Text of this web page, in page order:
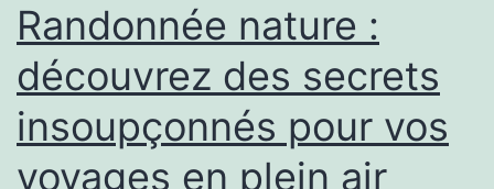
Randonnée nature :
découvrez des secrets
insoupçonnés pour vos
voyages en plein air